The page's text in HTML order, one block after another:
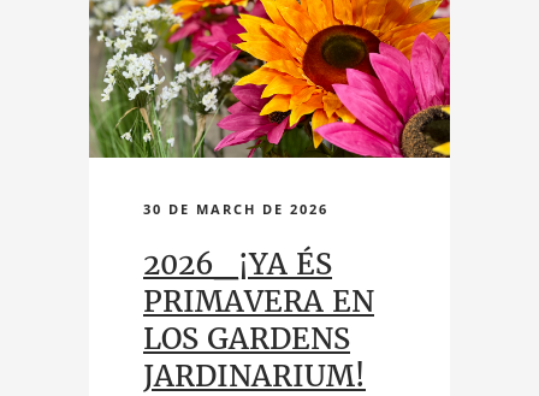
30 DE MARCH DE 2026
2026_¡YA ÉS
PRIMAVERA EN
LOS GARDENS
JARDINARIUM!